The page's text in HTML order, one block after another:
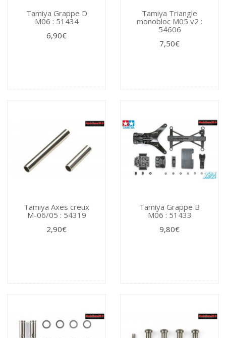
Tamiya Grappe D
M06 : 51434
6,90€
Tamiya Triangle
monobloc M05 v2 :
54606
7,50€
Tamiya Axes creux
M-06/05 : 54319
2,90€
Tamiya Grappe B
M06 : 51433
9,80€